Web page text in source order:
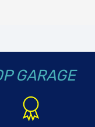
GARAGE